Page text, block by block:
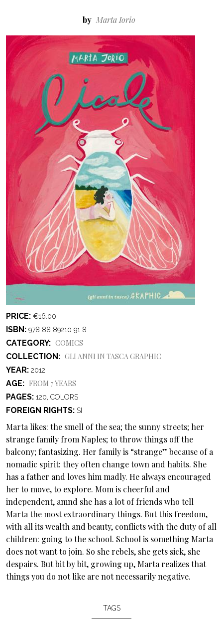
by Marta Iorio
PRICE €16.00
ISBN 978 88 89210 91 8
CATEGORY
COMICS
COLLECTION
GLI ANNI IN TASCA GRAPHIC
YEAR 2012
AGE
FROM 7 YEARS
PAGES 120, COLORS
FOREIGN RIGHTS SI
Marta likes: the smell of the sea; the sunny streets; her
strange family from Naples; to throw things off the
balcony; fantasizing. Her family is “strange” because of a
nomadic spirit: they often change town and habits. She
has a father and loves him madly. He always encouraged
her to move, to explore. Mom is cheerful and
independent, amnd she has a lot of friends who tell
Marta the most extraordinary things. But this freedom,
with all its wealth and beauty, conflicts with the duty of all
children: going to the school. School is something Marta
does not want to join. So she rebels, she gets sick, she
despairs. But bit by bit, growing up, Marta realizes that
things you do not like are not necessarily negative.
TAGS